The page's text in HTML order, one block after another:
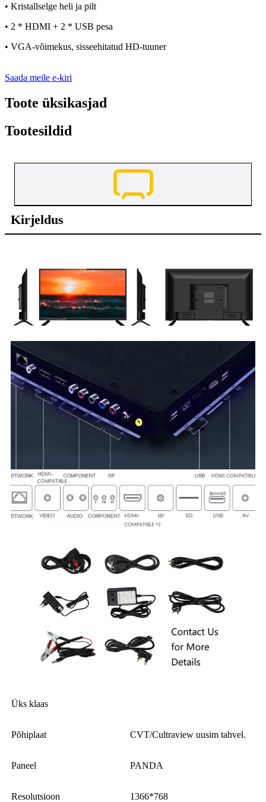
• Kristallselge heli ja pilt
• 2 * HDMI + 2 * USB pesa
• VGA-võimekus, sisseehitatud HD-tuuner
Saada meile e-kiri
Toote üksikasjad
Tootesildid
Kirjeldus
Üks klaas
Põhiplaat CVT/Cultraview uusim tahvel.
Paneel PANDA
Resolutsioon 1366*768